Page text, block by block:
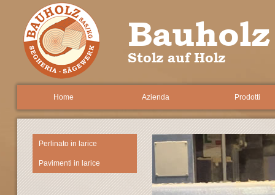
Bauholz
Stolz auf Holz
Home Azienda Prodotti
Perlinato in larice
Pavimenti in larice